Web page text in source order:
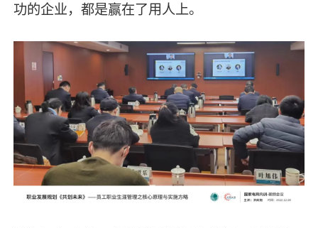
功的企业，都是赢在了用人上。